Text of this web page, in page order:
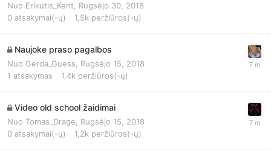
Nuo Erikutis_Kent, Rugsėjo 30, 2018
0 atsakymai(-ų) 1,5k peržiūros(-ų)
Naujoke praso pagalbos
Nuo Gerda_Guess, Rugsėjo 15, 2018
1 atsakymas 1,4k peržiūros(-ų)
Video old school žaidimai
Nuo Tomas_Drage, Rugsėjo 15, 2018
0 atsakymai(-ų) 1,2k peržiūros(-ų)